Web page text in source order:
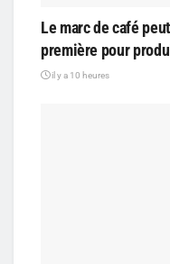
Le marc de café
première pour
il y a 10 heures